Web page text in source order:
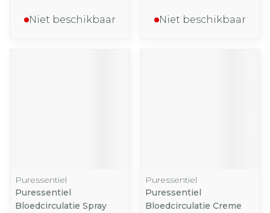
Niet beschikbaar Niet beschikbaar
Puressentiel
Puressentiel
Bloedcirculatie Spray
Puressentiel
Puressentiel
Bloedcirculatie Creme